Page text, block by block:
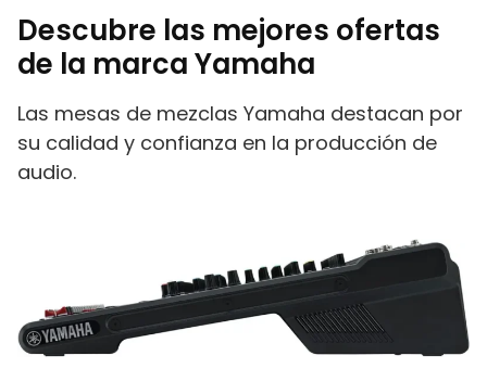
Descubre las mejores ofertas
de la marca Yamaha
Las mesas de mezclas Yamaha destacan por
su calidad y confianza en la producción de
audio.